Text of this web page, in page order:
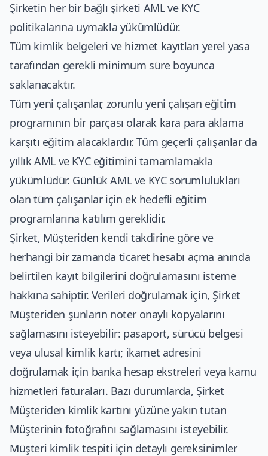
Şirketin her bir bağlı şirketi AML ve KYC
politikalarına uymakla yükümlüdür.
Tüm kimlik belgeleri ve hizmet kayıtları yerel yasa
tarafından gerekli minimum süre boyunca
saklanacaktır.
Tüm yeni çalışanlar, zorunlu yeni çalışan eğitim
programının bir parçası olarak kara para aklama
karşıtı eğitim alacaklardır. Tüm geçerli çalışanlar da
yıllık AML ve KYC eğitimini tamamlamakla
yükümlüdür. Günlük AML ve KYC sorumlulukları
olan tüm çalışanlar için ek hedefli eğitim
programlarına katılım gereklidir.
Şirket, Müşteriden kendi takdirine göre ve
herhangi bir zamanda ticaret hesabı açma anında
belirtilen kayıt bilgilerini doğrulamasını isteme
hakkına sahiptir. Verileri doğrulamak için, Şirket
Müşteriden şunların noter onaylı kopyalarını
sağlamasını isteyebilir: pasaport, sürücü belgesi
veya ulusal kimlik kartı; ikamet adresini
doğrulamak için banka hesap ekstreleri veya kamu
hizmetleri faturaları. Bazı durumlarda, Şirket
Müşteriden kimlik kartını yüzüne yakın tutan
Müşterinin fotoğrafını sağlamasını isteyebilir.
Müşteri kimlik tespiti için detaylı gereksinimler